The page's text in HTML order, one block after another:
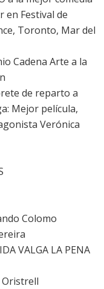
en Festival de
Toronto, Mar del
Cadena Arte a la
de reparto a
Mejor película,
Verónica
Colomo
VALGA LA PENA
Oristrell